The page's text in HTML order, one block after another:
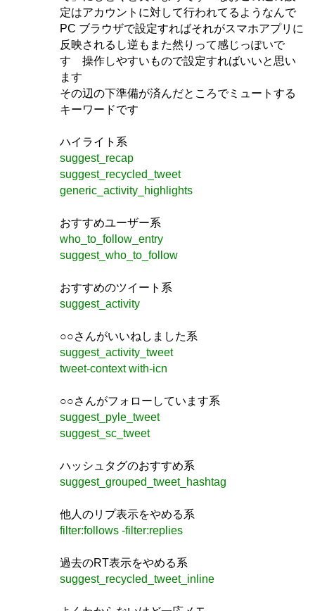
定はアカウントに対して行われてるようなんで
PC ブラウザで設定すればそれがスマホアプリに
反映されるし逆もまた然りって感じっぽいで
す 操作しやすいもので設定すればいいと思い
ます
その辺の下準備が済んだところでミュートする
キーワードです
ハイライト系
suggest_recap
suggest_recycled_tweet
generic_activity_highlights
おすすめユーザー系
who_to_follow_entry
suggest_who_to_follow
おすすめのツイート系
suggest_activity
○○さんがいいねしました系
suggest_activity_tweet
tweet-context with-icn
○○さんがフォローしています系
suggest_pyle_tweet
suggest_sc_tweet
ハッシュタグのおすすめ系
suggest_grouped_tweet_hashtag
他人のリプ表示をやめる系
filter:follows -filter:replies
過去のRT表示をやめる系
suggest_recycled_tweet_inline